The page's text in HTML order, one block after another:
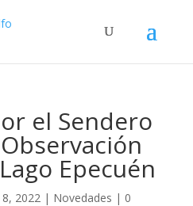
el Sendero
Epecuén
8, 2022| Novedades | 0